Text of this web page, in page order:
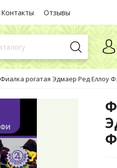
Контакты Отзывы
Фиалка рогатая Эдмаер Ред Еллоу